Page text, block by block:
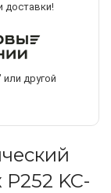
доставки!
другой
KC-